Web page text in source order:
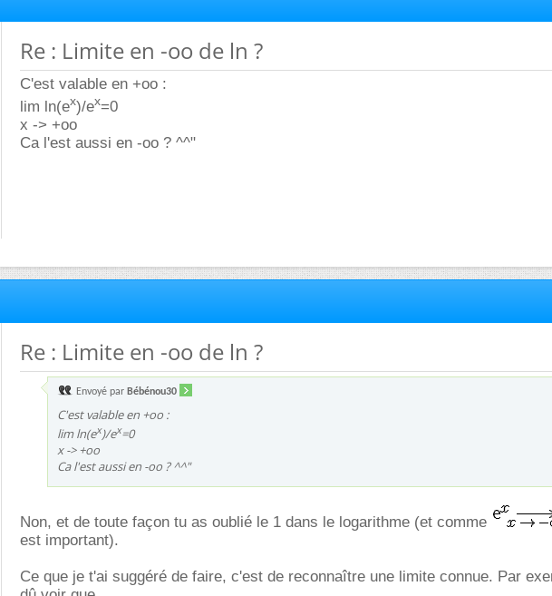
Re : Limite en -oo de ln ?
C'est valable en +oo :
lim ln(ex)/ex=0
x -> +oo
Ca l'est aussi en -oo ? ^^"
Re : Limite en -oo de ln ?
Envoyé par Bébénou30
C'est valable en +oo :
lim ln(ex)/ex=0
x -> +oo
Ca l'est aussi en -oo ? ^^"
Non, et de toute façon tu as oublié le 1 dans le logarithme (et comme
est important).
Ce que je t'ai suggéré de faire, c'est de reconnaître une limite connue. Par